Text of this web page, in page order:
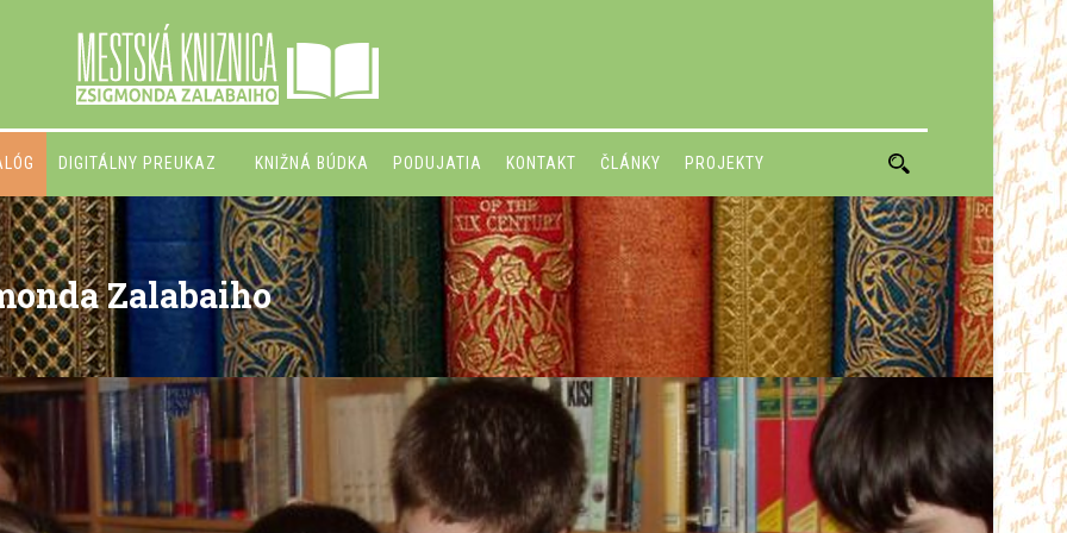
DIGITÁLNY PREUKAZ KNIŽNÁ BÚDKA PODUJATIA KONTAKT ČLÁNKY PROJEKTY
Zalabaiho